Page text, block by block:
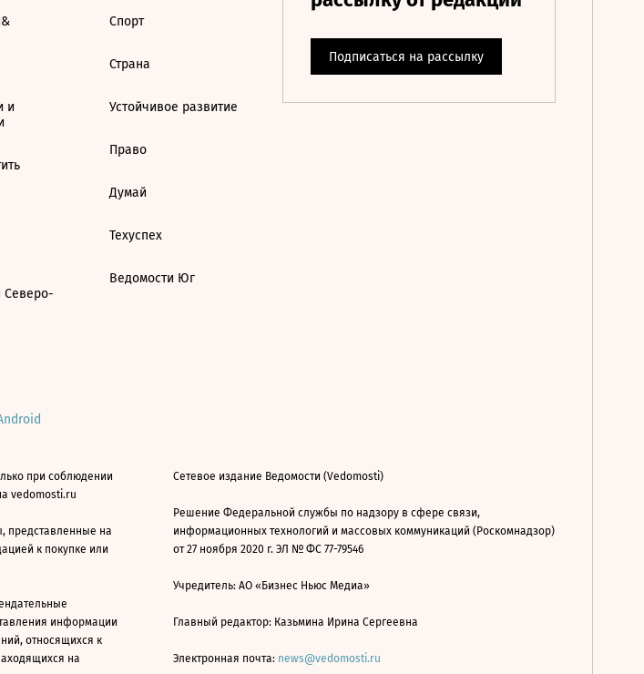
и
Северо-
Спорт
Страна
Устойчивое развитие
Право
Думай
Техуспех
Ведомости Юг
при соблюдении
vedomosti.ru
представленные на
к покупке или
информации
относящихся к
на
Сетевое издание Ведомости (Vedomosti)
Решение Федеральной службы по надзору в сфере связи,
информационных технологий и массовых коммуникаций (Роскомнадзор)
от 27 ноября 2020 г. ЭЛ № ФС 77-79546
Учредитель: АО «Бизнес Ньюс Медиа»
Главный редактор: Казьмина Ирина Сергеевна
Электронная почта: news@vedomosti.ru